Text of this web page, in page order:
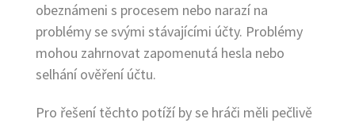
obeznámeni s procesem nebo narazí na
problémy se svými stávajícími účty. Problémy
mohou zahrnovat zapomenutá hesla nebo
selhání ověření účtu.
Pro řešení těchto potíží by se hráči měli pečlivě